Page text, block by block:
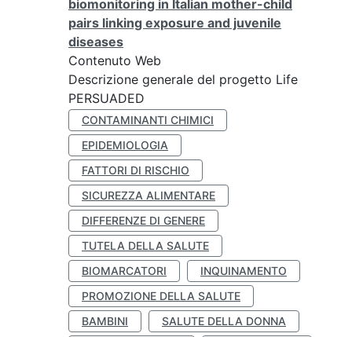
biomonitoring in Italian mother-child
pairs linking exposure and juvenile
diseases
Contenuto Web
Descrizione generale del progetto Life
PERSUADED
CONTAMINANTI CHIMICI
EPIDEMIOLOGIA
FATTORI DI RISCHIO
SICUREZZA ALIMENTARE
DIFFERENZE DI GENERE
TUTELA DELLA SALUTE
BIOMARCATORI
INQUINAMENTO
PROMOZIONE DELLA SALUTE
BAMBINI
SALUTE DELLA DONNA